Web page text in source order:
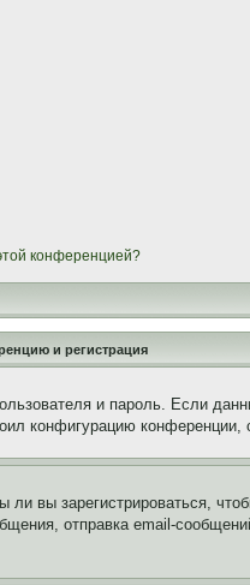
конференцией?
и регистрация
и пароль. Если
конфигурацию конференции,
вы зарегистрироваться,
отправка email-